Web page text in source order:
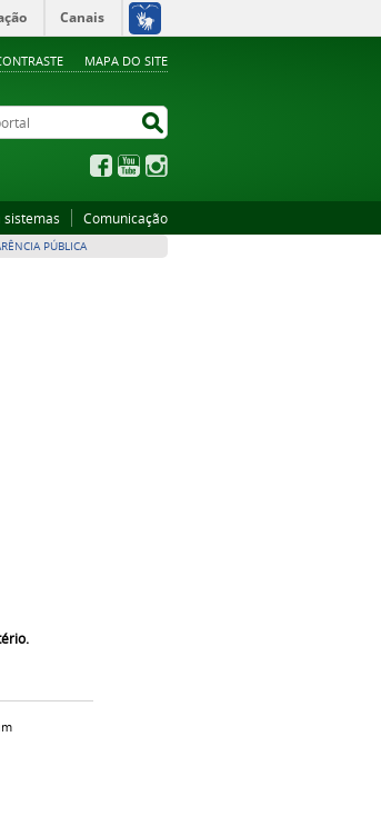
MAPA DO SITE
Canais
FacebookYouTube
sistemas Comunicação
PÚBLICA